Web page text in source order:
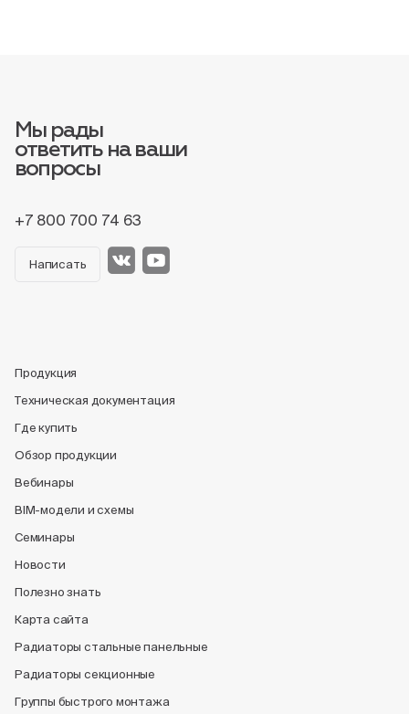
Мы рады
ответить на ваши
вопросы
+7 800 700 74 63
Написать
Продукция
Техническая документация
Где купить
Обзор продукции
Вебинары
BIM-модели и схемы
Семинары
Новости
Полезно знать
Карта сайта
Радиаторы стальные панельные
Радиаторы секционные
Группы быстрого монтажа